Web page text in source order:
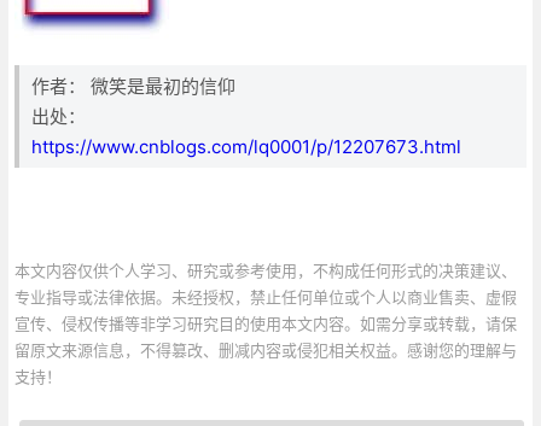
作者： 微笑是最初的信仰
出处：
https://www.cnblogs.com/lq0001/p/12207673.html
本文内容仅供个人学习、研究或参考使用，不构成任何形式的决策建议、
专业指导或法律依据。未经授权，禁止任何单位或个人以商业售卖、虚假
宣传、侵权传播等非学习研究目的使用本文内容。如需分享或转载，请保
留原文来源信息，不得篡改、删减内容或侵犯相关权益。感谢您的理解与
支持！